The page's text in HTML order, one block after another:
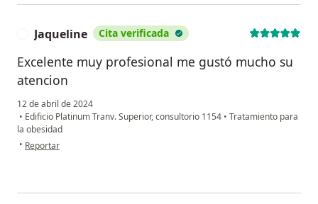
Jaqueline Cita verificada
Excelente muy profesional me gustó mucho su
atencion
12 de abril de 2024
• Edificio Platinum Tranv. Superior, consultorio 1154 • Tratamiento para
la obesidad
• en opinión del usuario Jaqueline
Reportar